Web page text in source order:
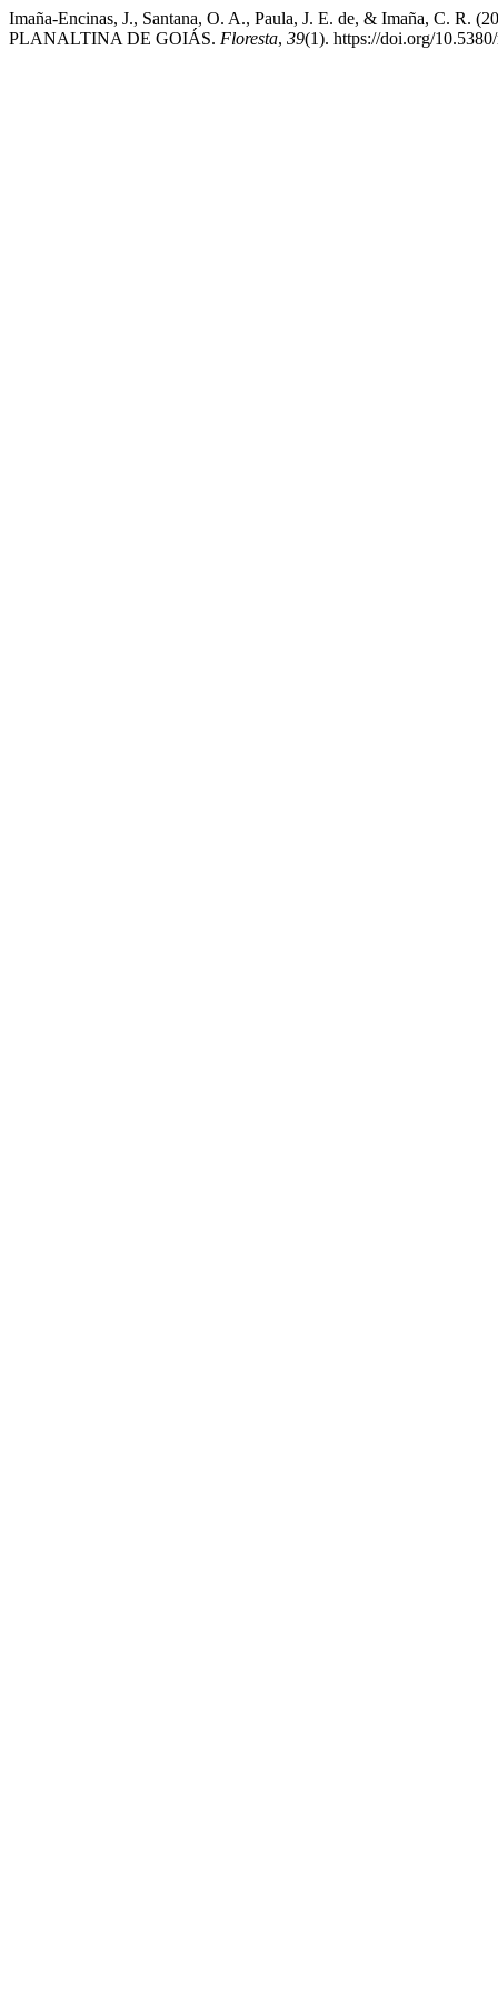
Imaña-Encinas, J., Santana, O. A., Paula, J. E. de, & Imaña, C.
PLANALTINA DE GOIÁS. Floresta, 39(1). https://doi.org/